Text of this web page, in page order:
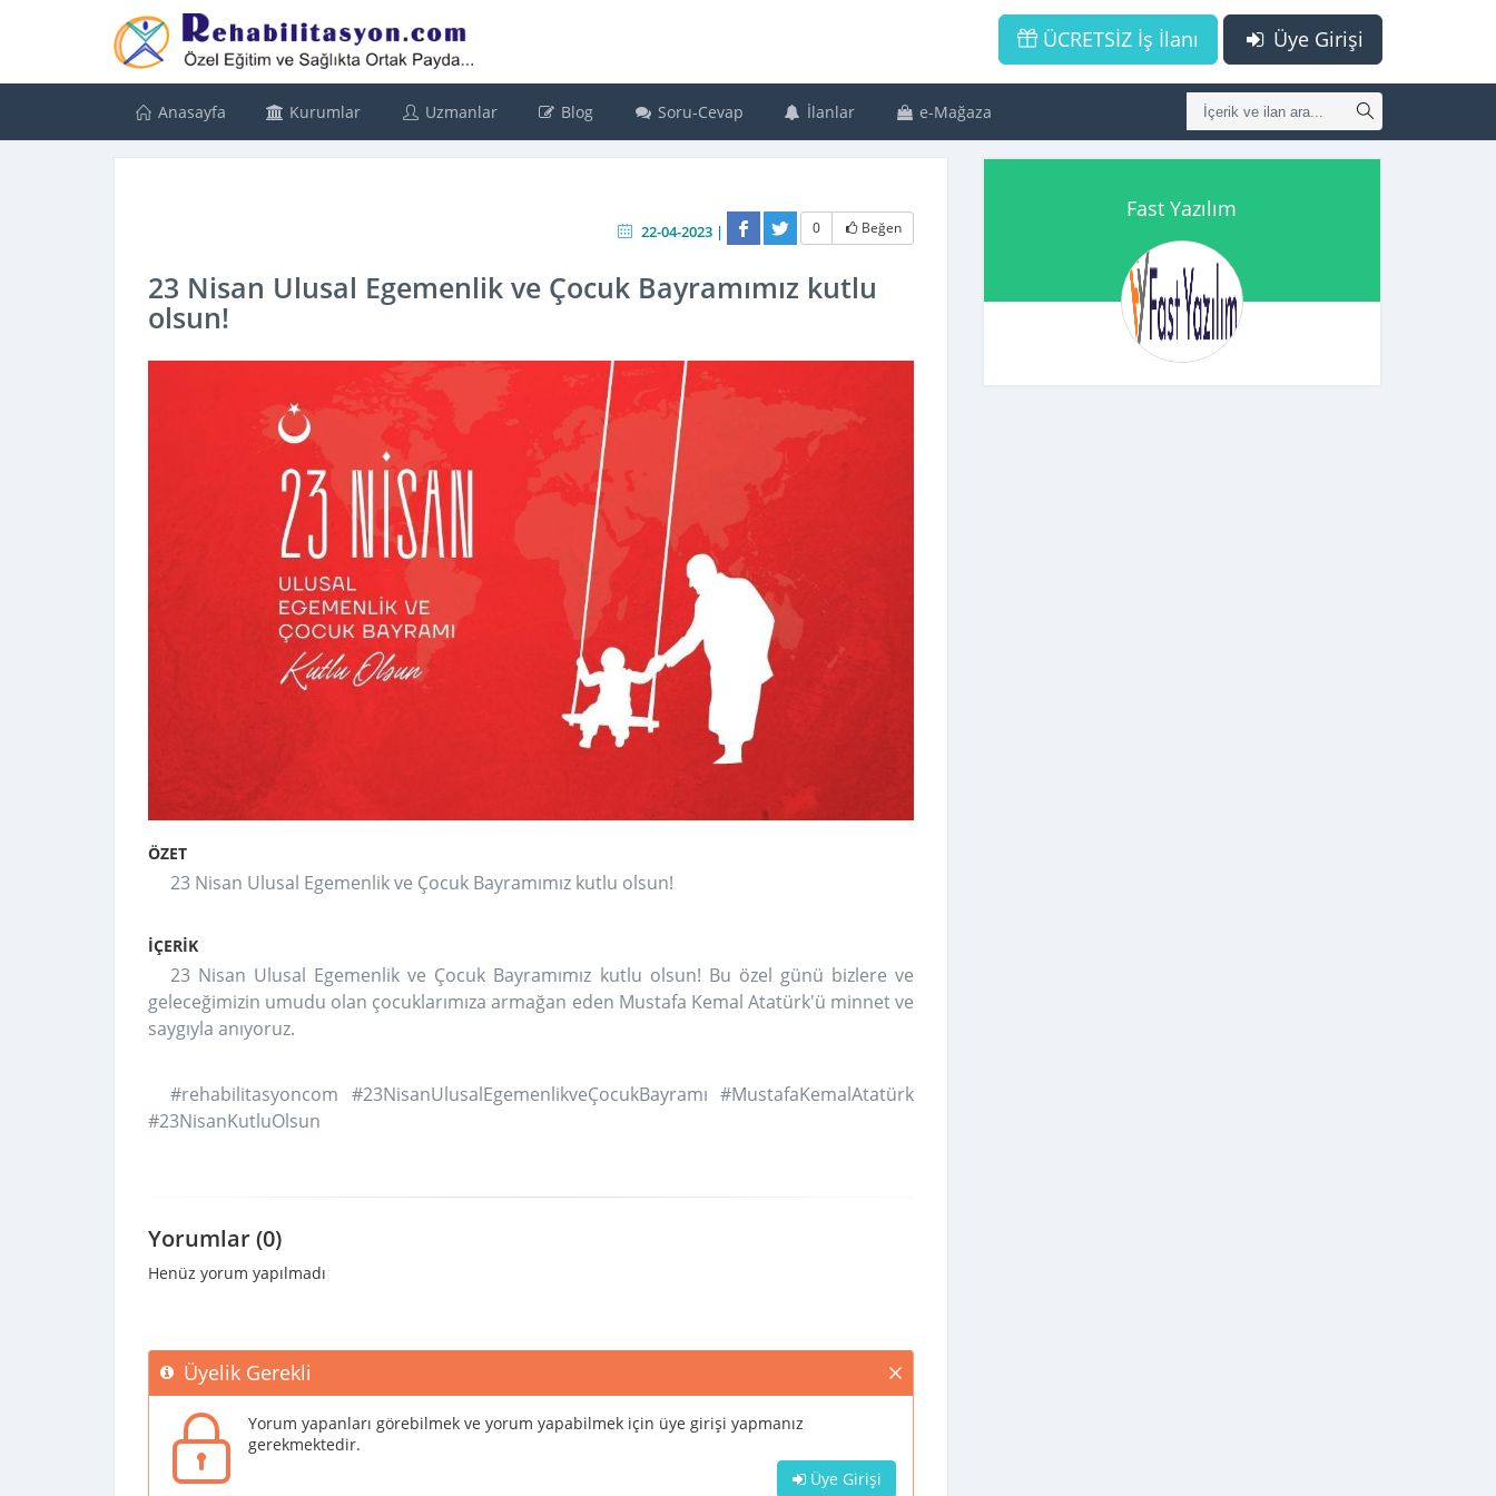
Üye Girişi
ÜCRETSİZ İş İlanı
Anasayfa Kurumlar Uzmanlar Blog Soru-Cevap İlanlar e-Mağaza
22-04-2023 | 0 Beğen
23 Nisan Ulusal Egemenlik ve Çocuk Bayramımız kutlu
olsun!
ÖZET
23 Nisan Ulusal Egemenlik ve Çocuk Bayramımız kutlu olsun!
İÇERİK
23 Nisan Ulusal Egemenlik ve Çocuk Bayramımız kutlu olsun! Bu özel günü bizlere ve
geleceğimizin umudu olan çocuklarımıza armağan eden Mustafa Kemal Atatürk'ü minnet ve
saygıyla anıyoruz.
#rehabilitasyoncom #23NisanUlusalEgemenlikveÇocukBayramı #MustafaKemalAtatürk
#23NisanKutluOlsun
Yorumlar (0)
Henüz yorum yapılmadı
Üyelik Gerekli
Yorum yapanları görebilmek ve yorum yapabilmek için üye girişi yapmanız
gerekmektedir.
Üye Girişi
Fast Yazılım